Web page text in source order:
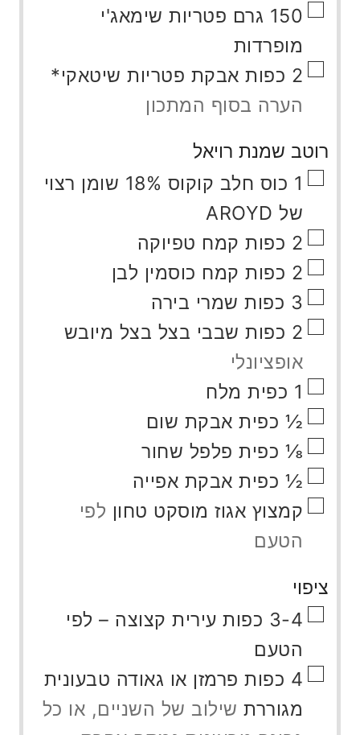
▢
150 גרם פטריות שימאג'י
מופרדות
▢
2 כפות אבקת פטריות שיטאקי*
הערה בסוף המתכון
רוטב שמנת רויאל
▢
1 כוס
חלב קוקוס 18% שומן רצוי
של AROYD
▢
2 כפות קמח טפיוקה
▢
2 כפות קמח כוסמין לבן
▢
3 כפות שמרי בירה
▢
2 כפות שבבי בצל בצל מיובש
אופציונלי
▢
1 כפית מלח
▢
½ כפית אבקת שום
▢
⅛ כפית פלפל שחור
▢
½ כפית אבקת אפייה
▢ קמצוץ אגוז מוסקט טחון לפי
הטעם
ציפוי
▢
3-4 כפות עירית קצוצה – לפי
הטעם
▢
4 כפות פרמזן או גאודה טבעונית
מגוררת שילוב של השניים, או כל